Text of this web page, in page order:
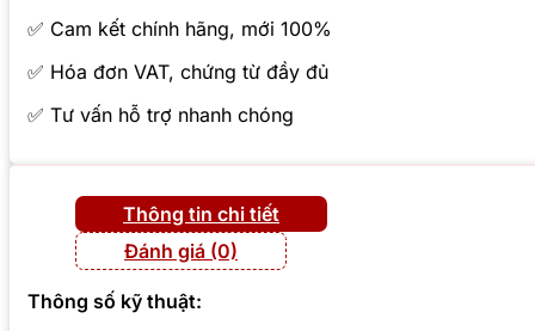
✅ Cam kết chính hãng, mới 100%
✅ Hóa đơn VAT, chứng từ đầy đủ
✅ Tư vấn hỗ trợ nhanh chóng
Thông tin chi tiết
Đánh giá (0)
Thông số kỹ thuật: